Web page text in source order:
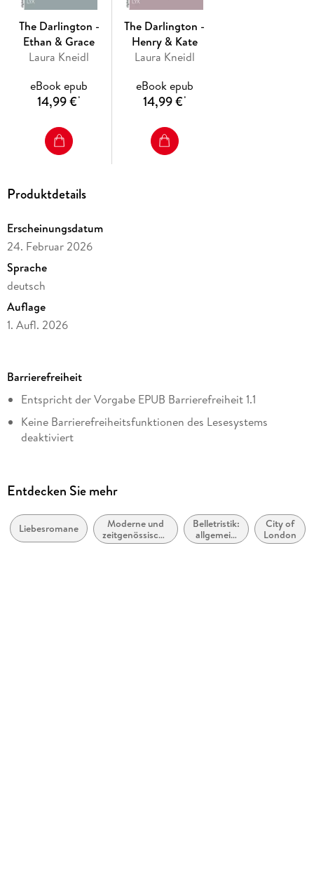
Band 3 derTHE DARLINGTON-Reihe
The Darlington -
Ethan & Grace
Laura Kneidl
eBook epub
14,99 €*
The Darlington -
Henry & Kate
Laura Kneidl
eBook epub
14,99 €*
Produktdetails
Erscheinungsdatum
24. Februar 2026
Sprache
deutsch
Auflage
1. Aufl. 2026
Dateigröße
1,28 MB
Altersempfehlung
ab 16 Jahre
The Darlington, 3
Laura Kneidl
Verlag/Hersteller
Barrierefreiheit
Entspricht der Vorgabe EPUB Barrierefreiheit 1.1
Keine Barrierefreiheitsfunktionen des Lesesystems
deaktiviert
Sprachkennzeichnung vorhanden
Inhalt auch ohne Farbwahrnehmung verständlich
Entdecken Sie mehr
Liebesromane
Moderne und
zeitgenössische
Liebesromane /
Belletristik:
allgemein
und
City of
London